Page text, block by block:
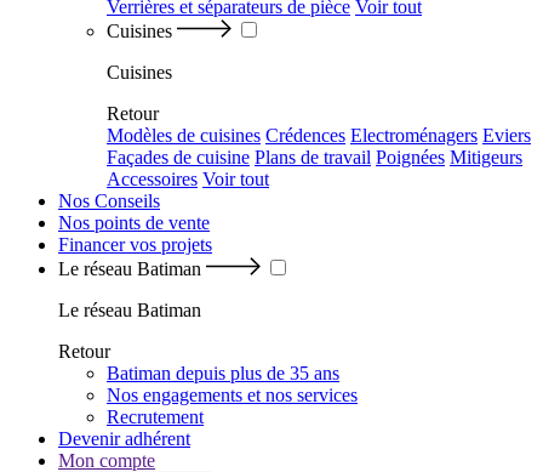
Verrières et séparateurs de pièce Voir tout
Cuisines
Cuisines
Retour
Modèles de cuisines Crédences Electroménagers Eviers
Façades de cuisine Plans de travail Poignées Mitigeurs
Accessoires Voir tout
Nos Conseils
Nos points de vente
Financer vos projets
Le réseau Batiman
Le réseau Batiman
Retour
Batiman depuis plus de 35 ans
Nos engagements et nos services
Recrutement
Devenir adhérent
Mon compte